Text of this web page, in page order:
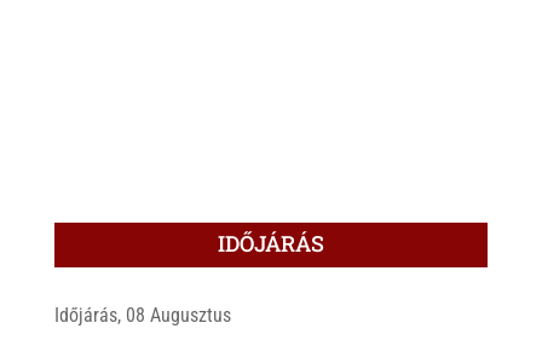
IDŐJÁRÁS
Időjárás, 08 Augusztus